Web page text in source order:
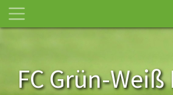
FC Grün-